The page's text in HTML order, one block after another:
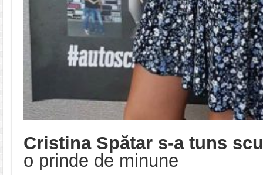
Cristina Spătar s-a tuns
o prinde de minune